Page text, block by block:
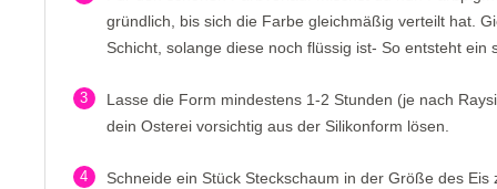
gründlich, bis sich die Farbe gleichmäßig verteilt hat.
Schicht, solange diese noch flüssig ist- So entsteht ein
3
Lasse die Form mindestens 1-2 Stunden (je nach
dein Osterei vorsichtig aus der Silikonform lösen.
4 Schneide ein Stück Steckschaum in der Größe des